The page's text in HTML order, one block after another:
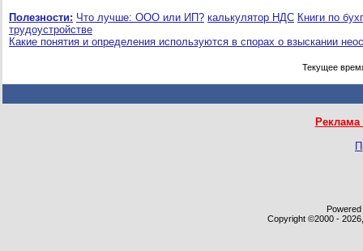
Полезности: Что лучше: ООО или ИП? калькулятор НДС Книги по
трудоустройстве
Какие понятия и определения используются в спорах о взыскании
Текущее
Copyright ©2000 -